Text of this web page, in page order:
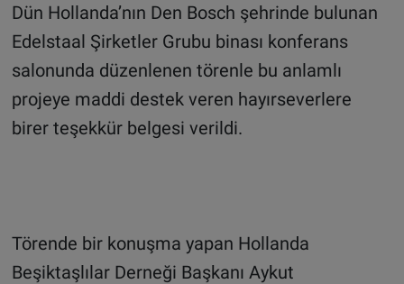
Dün Hollanda’nın Den Bosch şehrinde bulunan
Edelstaal Şirketler Grubu binası konferans
salonunda düzenlenen törenle bu anlamlı
projeye maddi destek veren hayırseverlere
birer teşekkür belgesi verildi.
Törende bir konuşma yapan Hollanda
Beşiktaşlılar Derneği Başkanı Aykut